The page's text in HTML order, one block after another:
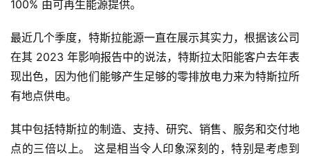
100% 由可再生能源提供。
最近几个季度，特斯拉能源一直在展示其实力，根据该公司
在其 2023 年影响报告中的说法，特斯拉太阳能客户去年表
现出色，因为他们能够产生足够的零排放电力来为特斯拉所
有地点供电。
其中包括特斯拉的制造、支持、研究、销售、服务和交付地
点的三倍以上。 这是相当令人印象深刻的，特别是考虑到